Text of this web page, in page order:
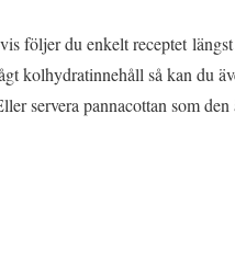
följer du enkelt receptet
kolhydratinnehåll så kan du
servera pannacottan som